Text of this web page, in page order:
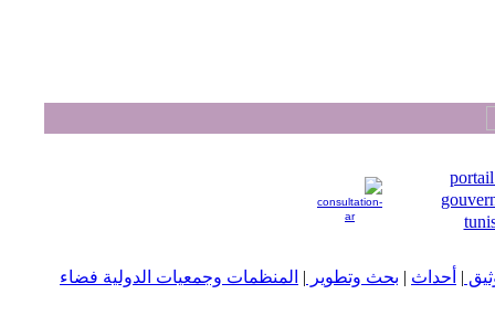
| أحداث| بحث وتطوير المنظمات وجمعيات الدوليةفضاء